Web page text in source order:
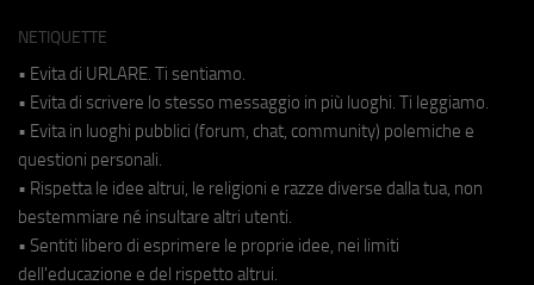
NETIQUETTE
• Evita di URLARE. Ti sentiamo.
• Evita di scrivere lo stesso messaggio in più luoghi. Ti leggiamo.
• Evita in luoghi pubblici (forum, chat, community) polemiche e
questioni personali.
• Rispetta le idee altrui, le religioni e razze diverse dalla tua, non
bestemmiare né insultare altri utenti.
• Sentiti libero di esprimere le proprie idee, nei limiti
dell'educazione e del rispetto altrui.